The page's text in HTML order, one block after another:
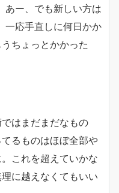
あー、でも新しい方は
一応手直しに何日かか
ちょっとかかった
はまだまだなもの
るものはほぼ全部や
これを超えていかな
に越えなくてもいい